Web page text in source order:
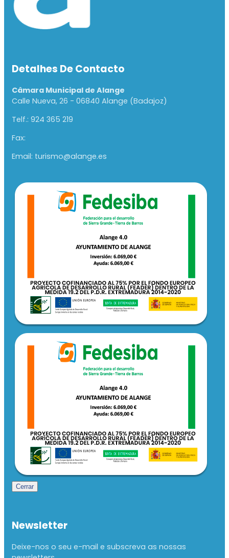
Detalhes De Contacto
Câmara Municipal de Alange
Calle Nueva, 26 - 06840 Alange (Badajoz)
Telf.: 924 365 219
Fax:
Email: turismo@alange.es
Cerrar
Newsletter
Deixe-nos o seu e-mail e subscreva as nossas